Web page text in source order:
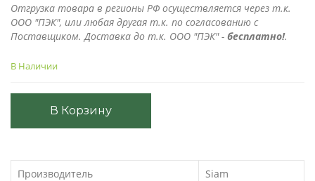
Отгрузка товара в регионы РФ осуществляется через т.к.
ООО "ПЭК", или любая другая т.к. по согласованию с
Поставщиком. Доставка до т.к. ООО "ПЭК" - бесплатно!.
В Наличии
В Корзину
Производитель Siam